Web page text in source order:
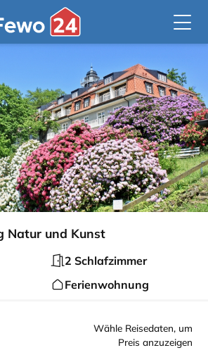
Natur und Kunst
2 Schlafzimmer
Ferienwohnung
Wähle Reisedaten, um
Preis anzuzeigen